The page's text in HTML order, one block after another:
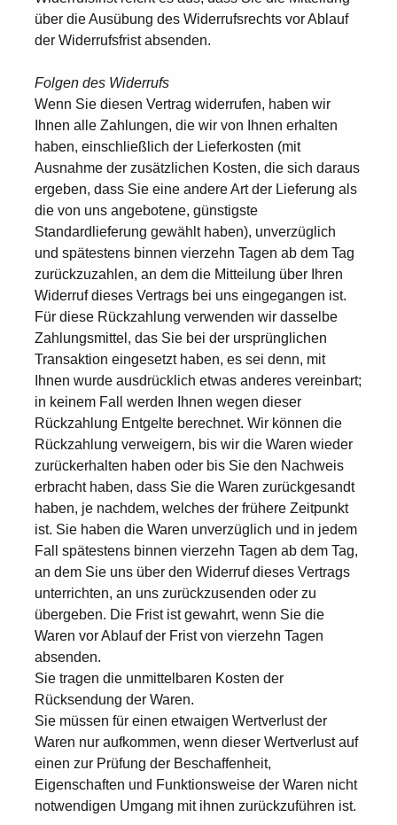
über die Ausübung des Widerrufsrechts vor Ablauf
der Widerrufsfrist absenden.
Folgen des Widerrufs
Wenn Sie diesen Vertrag widerrufen, haben wir
Ihnen alle Zahlungen, die wir von Ihnen erhalten
haben, einschließlich der Lieferkosten (mit
Ausnahme der zusätzlichen Kosten, die sich daraus
ergeben, dass Sie eine andere Art der Lieferung als
die von uns angebotene, günstigste
Standardlieferung gewählt haben), unverzüglich
und spätestens binnen vierzehn Tagen ab dem Tag
zurückzuzahlen, an dem die Mitteilung über Ihren
Widerruf dieses Vertrags bei uns eingegangen ist.
Für diese Rückzahlung verwenden wir dasselbe
Zahlungsmittel, das Sie bei der ursprünglichen
Transaktion eingesetzt haben, es sei denn, mit
Ihnen wurde ausdrücklich etwas anderes vereinbart;
in keinem Fall werden Ihnen wegen dieser
Rückzahlung Entgelte berechnet. Wir können die
Rückzahlung verweigern, bis wir die Waren wieder
zurückerhalten haben oder bis Sie den Nachweis
erbracht haben, dass Sie die Waren zurückgesandt
haben, je nachdem, welches der frühere Zeitpunkt
ist. Sie haben die Waren unverzüglich und in jedem
Fall spätestens binnen vierzehn Tagen ab dem Tag,
an dem Sie uns über den Widerruf dieses Vertrags
unterrichten, an uns zurückzusenden oder zu
übergeben. Die Frist ist gewahrt, wenn Sie die
Waren vor Ablauf der Frist von vierzehn Tagen
absenden.
Sie tragen die unmittelbaren Kosten der
Rücksendung der Waren.
Sie müssen für einen etwaigen Wertverlust der
Waren nur aufkommen, wenn dieser Wertverlust auf
einen zur Prüfung der Beschaffenheit,
Eigenschaften und Funktionsweise der Waren nicht
notwendigen Umgang mit ihnen zurückzuführen ist.